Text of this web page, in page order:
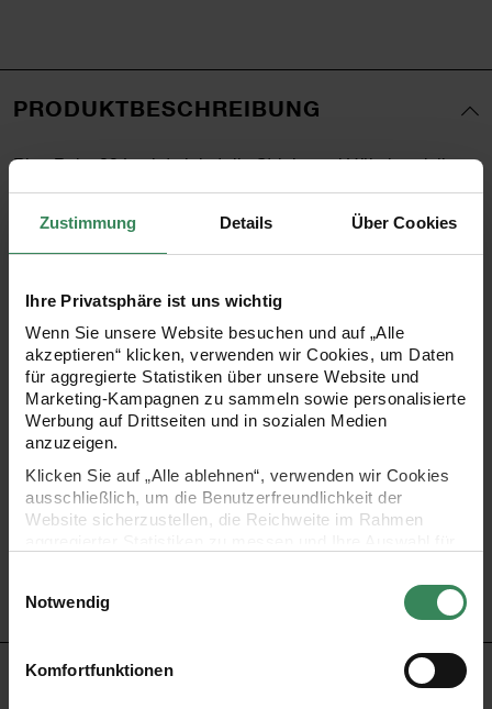
Zustimmung Details Über Cookies
Ihre Privatsphäre ist uns wichtig
Wenn Sie unsere Website besuchen und auf „Alle
akzeptieren“ klicken, verwenden wir Cookies, um Daten
für aggregierte Statistiken über unsere Website und
Marketing-Kampagnen zu sammeln sowie personalisierte
Werbung auf Drittseiten und in sozialen Medien
anzuzeigen.
Klicken Sie auf „Alle ablehnen“, verwenden wir Cookies
ausschließlich, um die Benutzerfreundlichkeit der
Website sicherzustellen, die Reichweite im Rahmen
Ihre Einwilligung ist freiwillig und kann jederzeit über den
Link „Cookie-Einstellungen“ im Fußbereich der Seite
verwendeten Technologien und den Empfängern der
Daten finden Sie in unserer Datenschutzerklärung.
Notwendig
Komfortfunktionen
PRODUKTBESCHREIBUNG
Rico Baby 024 zeigt viele tolle Strick- und Häkelmodelle
für Babys und Kleinkinder aus den extraweichen
Baumwollmischungen Rico Baby Cotton Soft dk und Rico
Baby Cotton Soft Print dk. Dank der leicht verständlichen
Anleitungen wird das Nacharbeiten der Decken, Hosen,
Mützen und Co. zum Kinderspiel!
19 Modelle
48 Seiten im Format 24 x 21 cm
JETZT DURCHBLÄTTERN
HERSTELLER